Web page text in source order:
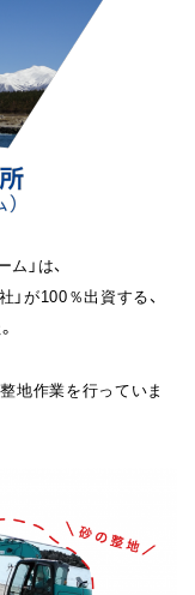
」は、
が100％出資する、
地作業を行っていま